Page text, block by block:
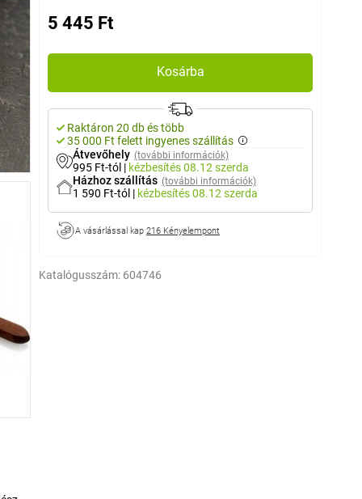
5 445 Ft
Kosárba
Raktáron 20 db és több
35 000 Ft felett ingyenes szállítás
Átvevőhely (további információk)
995 Ft-tól | kézbesítés08.12 szerda
Házhoz szállítás (további információk)
1 590 Ft-tól | kézbesítés08.12 szerda
A vásárlással kap 216 Kényelempont
Katalógusszám: 604746